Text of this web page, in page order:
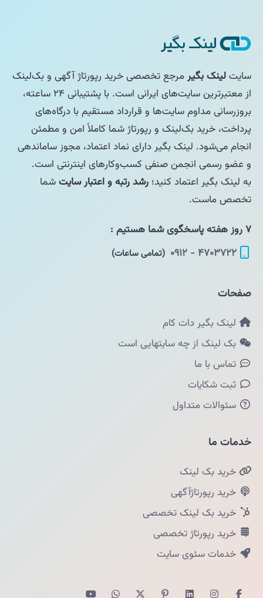
سایتلینک بگیرمرجع تخصصی خرید رپورتاژ آگهی و بک‌لینک
از معتبرترین سایت‌های ایرانی است. با پشتیبانی ۲۴ ساعته،
بروزرسانی مداوم سایت‌ها و قرارداد مستقیم با درگاه‌های
پرداخت، خرید بک‌لینک و رپورتاژ شما کاملاً امن و مطمئن
انجام می‌شود. لینک بگیر دارای نماد اعتماد، مجوز ساماندهی
و عضو رسمی انجمن صنفی کسب‌وکارهای اینترنتی است.
به لینک بگیر اعتماد کنید؛ رشد رتبه و اعتبار سایتشما
تخصص ماست.
۷ روز هفته پاسخگوی شما هستیم :
۴۷۰۳۷۲۲ - ۰۹۱۲
(تمامی ساعات)
صفحات
لینک بگیر دات کام
بک لینک از چه سایتهایی است
تماس با ما
ثبت شکایات
سئوالات متداول
خدمات ما
خرید بک لینک
خرید رپورتاژآگهی
خرید بک لینک تخصصی
خرید رپورتاژ تخصصی
خدمات سئوی سایت